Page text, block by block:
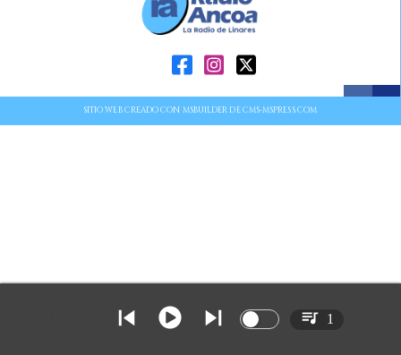
SITIO WEB CREADO CON MSBUILDER DE CMS-MSPRESS.COM
1